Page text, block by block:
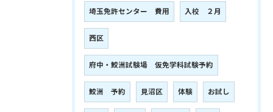
埼玉免許センター 費用 入校 ２月
西区
府中・鮫洲試験場 仮免学科試験予約
鮫洲 予約 見沼区 体験 お試し